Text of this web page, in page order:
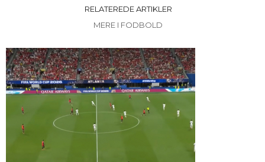
RELATEREDE ARTIKLER
MERE I FODBOLD